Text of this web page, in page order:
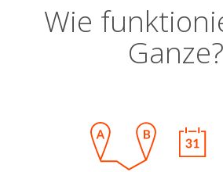
Wie
Ganze?